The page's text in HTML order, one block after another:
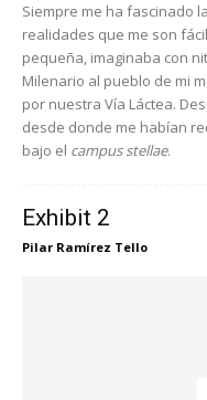
Siempre me ha fascinado
realidades que me son
pequeña, imaginaba con
Milenario al pueblo de mi
por nuestra Vía Láctea.
desde donde me habían
bajo el campus stellae.
Exhibit 2
Pilar Ramírez Tello